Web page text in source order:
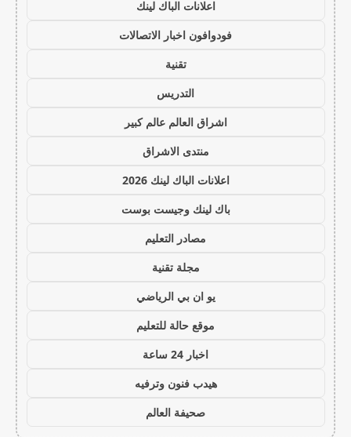
اعلانات الباك لينك
فودوافون اخبار الاتصالات
تقنية
التدريس
اشراق العالم عالم كبير
منتدى الاشراق
اعلانات الباك لينك 2026
باك لينك وجيست بوست
مصادر التعليم
مجلة تقنية
يو ان بي الرياضي
موقع حالة للتعليم
اخبار 24 ساعة
هيدب فنون وترفيه
صحيفة العالم